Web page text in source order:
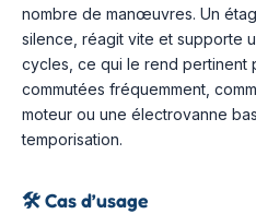
nombre de manœuvres. Un
silence, réagit vite et supporte
cycles, ce qui le rend pertinent
commutées fréquemment,
moteur ou une électrovanne
temporisation.
🛠️Cas d’usage